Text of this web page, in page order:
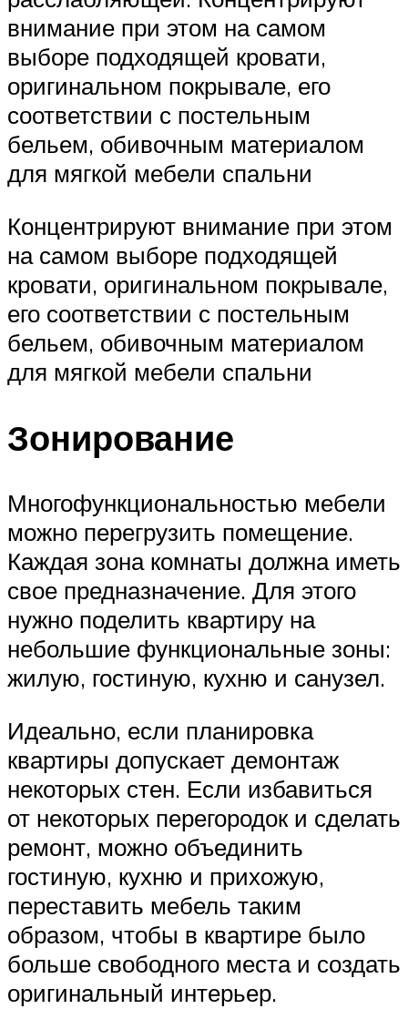
внимание при этом на самом
выборе подходящей кровати,
оригинальном покрывале, его
соответствии с постельным
бельем, обивочным материалом
для мягкой мебели спальни
Концентрируют внимание при этом
на самом выборе подходящей
кровати, оригинальном покрывале,
его соответствии с постельным
бельем, обивочным материалом
для мягкой мебели спальни
Зонирование
Многофункциональностью мебели
можно перегрузить помещение.
Каждая зона комнаты должна иметь
свое предназначение. Для этого
нужно поделить квартиру на
небольшие функциональные зоны:
жилую, гостиную, кухню и санузел.
Идеально, если планировка
квартиры допускает демонтаж
некоторых стен. Если избавиться
от некоторых перегородок и сделать
ремонт, можно объединить
гостиную, кухню и прихожую,
переставить мебель таким
образом, чтобы в квартире было
больше свободного места и создать
оригинальный интерьер.